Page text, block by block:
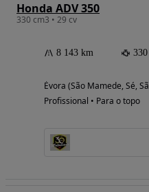
Honda ADV 350
330 cm3 • 29 cv
8 143 km
Évora (São Mamede, Sé,
Profissional • Para o topo